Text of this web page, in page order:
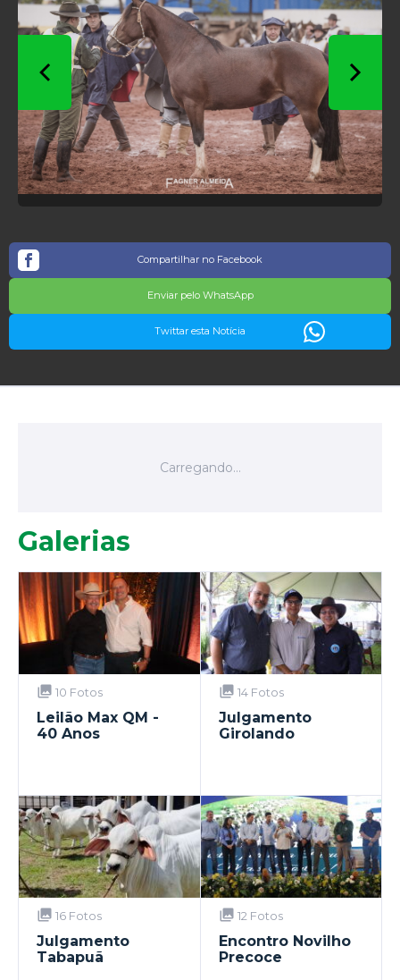
Compartilhar no Facebook
Enviar pelo WhatsApp
Twittar esta Notícia
Galerias
10 Fotos
Leilão Max QM -
40 Anos
14 Fotos
Julgamento
Girolando
16 Fotos
Julgamento
Tabapuã
12 Fotos
Encontro Novilho
Precoce